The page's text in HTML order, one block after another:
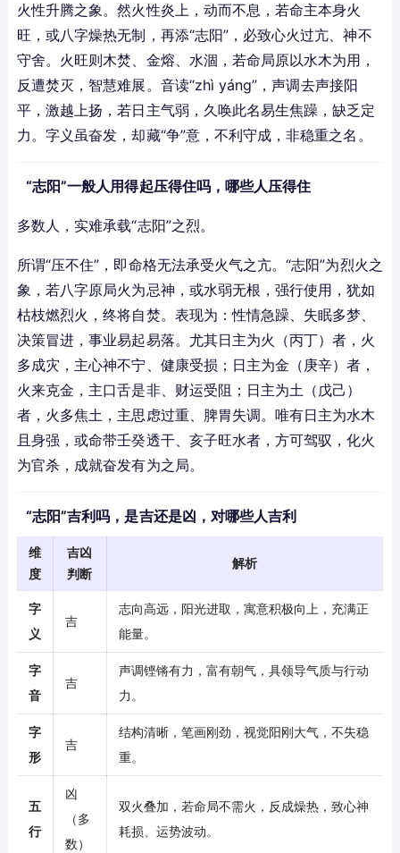
火性升腾之象。然火性炎上，动而不息，若命主本身火
旺，或八字燥热无制，再添“志阳”，必致心火过亢、神不
守舍。火旺则木焚、金熔、水涸，若命局原以水木为用，
反遭焚灭，智慧难展。音读“zhì yáng”，声调去声接阳
平，激越上扬，若日主气弱，久唤此名易生焦躁，缺乏定
力。字义虽奋发，却藏“争”意，不利守成，非稳重之名。
“志阳”一般人用得起压得住吗，哪些人压得住
多数人，实难承载“志阳”之烈。
所谓“压不住”，即命格无法承受火气之亢。“志阳”为烈火之
象，若八字原局火为忌神，或水弱无根，强行使用，犹如
枯枝燃烈火，终将自焚。表现为：性情急躁、失眠多梦、
决策冒进，事业易起易落。尤其日主为火（丙丁）者，火
多成灾，主心神不宁、健康受损；日主为金（庚辛）者，
火来克金，主口舌是非、财运受阻；日主为土（戊己）
者，火多焦土，主思虑过重、脾胃失调。唯有日主为水木
且身强，或命带壬癸透干、亥子旺水者，方可驾驭，化火
为官杀，成就奋发有为之局。
“志阳”吉利吗，是吉还是凶，对哪些人吉利
维
度
吉凶
判断
解析
字
义
吉
志向高远，阳光进取，寓意积极向上，充满正
能量。
字
音
吉
声调铿锵有力，富有朝气，具领导气质与行动
力。
字
形
吉
结构清晰，笔画刚劲，视觉阳刚大气，不失稳
重。
五
行
凶
（多
数）
双火叠加，若命局不需火，反成燥热，致心神
耗损、运势波动。